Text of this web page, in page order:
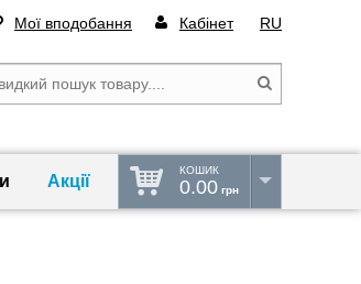
Мої вподобання Кабінет RU
Акції
КОШИК
0.00 грн